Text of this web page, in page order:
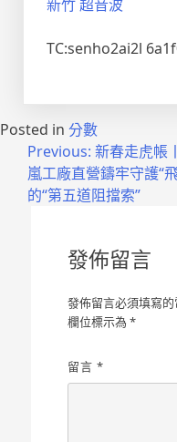
新竹 超音波
TC:senho2ai2l
Posted in 分數
Previous: 新春走虎帳
嵐工廠直營鑄牢守護“
的“第五道阻擋索”
發佈留言
發佈留言必須填寫
欄位標示為*
留言*